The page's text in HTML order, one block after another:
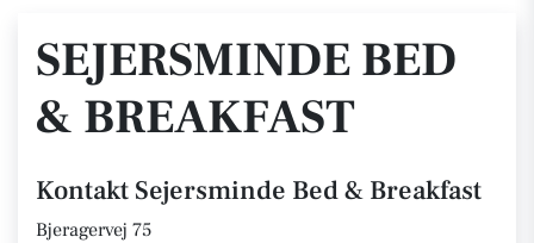
SEJERSMINDE BED
& BREAKFAST
Kontakt Sejersminde Bed & Breakfast
Bjeragervej 75